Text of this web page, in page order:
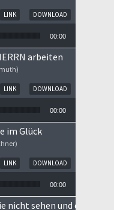
DOWNLOAD
LINK
00:00
arbeiten
DOWNLOAD
LINK
00:00
im Glück
DOWNLOAD
LINK
00:00
nicht sehen und doch